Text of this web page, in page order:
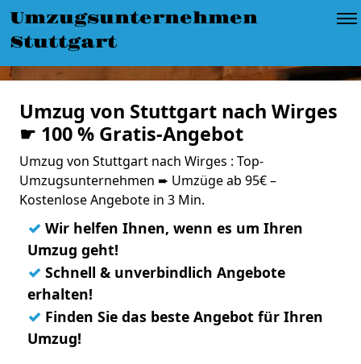
Umzugsunternehmen
Stuttgart
Umzug von Stuttgart nach Wirges
☛ 100 % Gratis-Angebot
Umzug von Stuttgart nach Wirges : Top-
Umzugsunternehmen ➨ Umzüge ab 95€ –
Kostenlose Angebote in 3 Min.
✓ Wir helfen Ihnen, wenn es um Ihren
Umzug geht!
✓ Schnell & unverbindlich Angebote
erhalten!
✓ Finden Sie das beste Angebot für Ihren
Umzug!